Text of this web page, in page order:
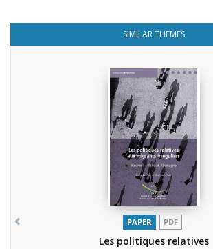
SIMILAR THEMES
PAPER PDF
Les politiques relatives